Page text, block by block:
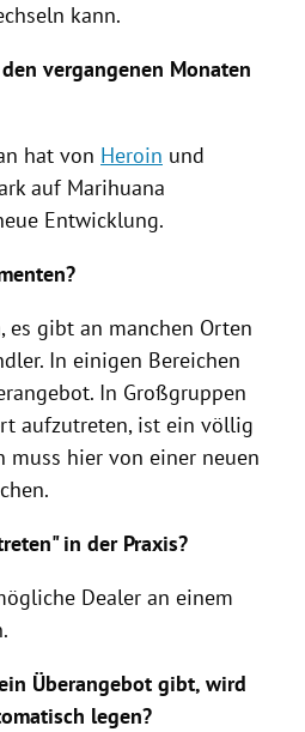
kann.
vergangenen Monaten
hat von Heroin und
auf Marihuana
Entwicklung.
es gibt an manchen Orten
In einigen Bereichen
In Großgruppen
aufzutreten, ist ein völlig
muss hier von einer neuen
in der Praxis?
Dealer an einem
Überangebot gibt, wird
legen?